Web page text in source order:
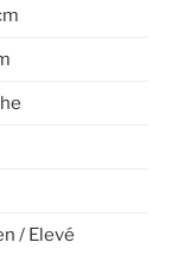
/ Elevé